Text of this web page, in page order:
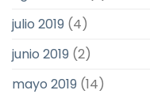
julio 2019 (4)
junio 2019 (2)
mayo 2019 (14)